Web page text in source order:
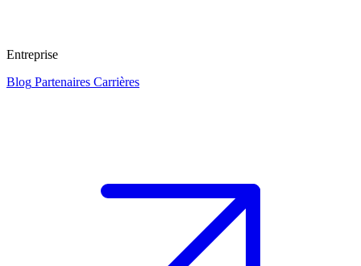
Entreprise
Blog Partenaires Carrières